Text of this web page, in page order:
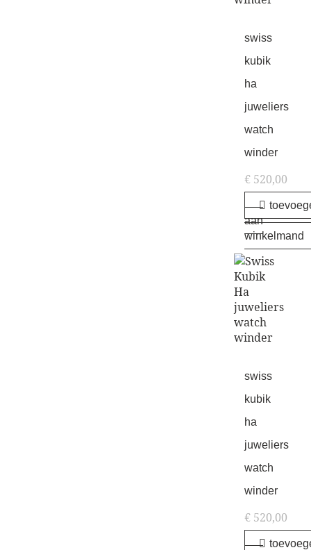
swiss
kubik
ha
juweliers
watch
winder
€520,00
aan
winkelmand
swiss
kubik
ha
juweliers
watch
winder
€520,00